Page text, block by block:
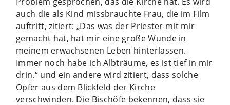
auch die als Kind missbrauchte Frau, die im Film
auftritt, zitiert: „Das was der Priester mit mir
gemacht hat, hat mir eine große Wunde in
meinem erwachsenen Leben hinterlassen.
Immer noch habe ich Albträume, es ist tief in mir
drin.“ und ein andere wird zitiert, dass solche
Opfer aus dem Blickfeld der Kirche
verschwinden. Die Bischöfe bekennen, dass sie